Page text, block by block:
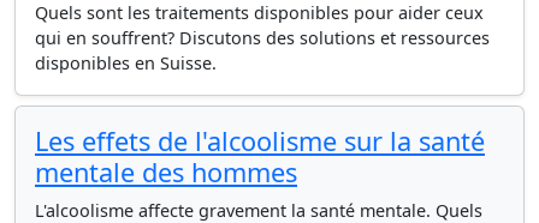
Quels sont les traitements disponibles pour aider ceux
qui en souffrent? Discutons des solutions et ressources
disponibles en Suisse.
Les effets de l'alcoolisme sur la santé
mentale des hommes
L'alcoolisme affecte gravement la santé mentale. Quels